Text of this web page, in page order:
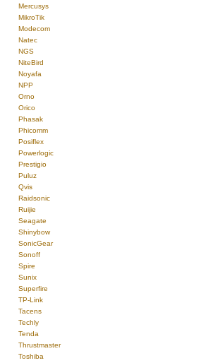
Mercusys
MikroTik
Modecom
Natec
NGS
NiteBird
Noyafa
NPP
Orno
Orico
Phasak
Phicomm
Posiflex
Powerlogic
Prestigio
Puluz
Qvis
Raidsonic
Ruijie
Seagate
Shinybow
SonicGear
Sonoff
Spire
Sunix
Superfire
TP-Link
Tacens
Techly
Tenda
Thrustmaster
Toshiba